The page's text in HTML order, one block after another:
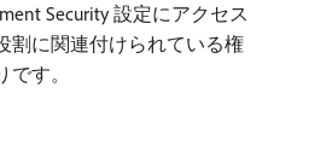
Security 設定にアクセス
割に関連付けられている権
す。